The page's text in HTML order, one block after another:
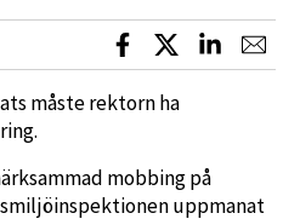
Dela på Facebook
Dela på XDela på
måste rektorn ha
mobbing på
uppmanat